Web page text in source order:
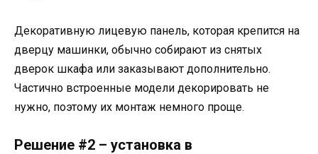
Декоративную лицевую панель, которая крепится на
дверцу машинки, обычно собирают из снятых
дверок шкафа или заказывают дополнительно.
Частично встроенные модели декорировать не
нужно, поэтому их монтаж немного проще.
Решение #2 – установка в